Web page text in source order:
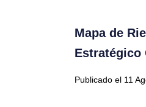
Mapa de
Estratégico
Publicado el 11